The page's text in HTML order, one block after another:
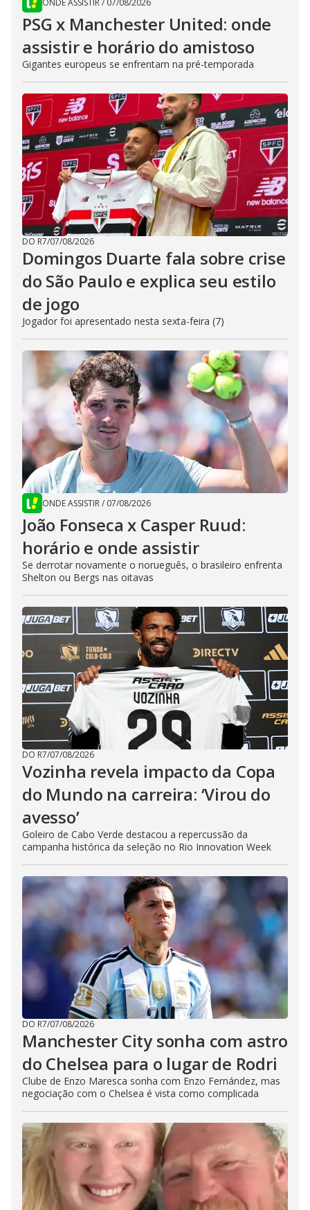
PSG x Manchester United: onde
assistir e horário do amistoso
Gigantes europeus se enfrentam na pré-temporada
DO R7/07/08/2026
Domingos Duarte fala sobre crise
do São Paulo e explica seu estilo
de jogo
Jogador foi apresentado nesta sexta-feira (7)
ONDE ASSISTIR/ 07/08/2026
João Fonseca x Casper Ruud:
horário e onde assistir
Se derrotar novamente o norueguês, o brasileiro enfrenta
Shelton ou Bergs nas oitavas
DO R7/07/08/2026
Vozinha revela impacto da Copa
do Mundo na carreira: ‘Virou do
avesso’
Goleiro de Cabo Verde destacou a repercussão da
campanha histórica da seleção no Rio Innovation Week
DO R7/07/08/2026
Manchester City sonha com astro
do Chelsea para o lugar de Rodri
Clube de Enzo Maresca sonha com Enzo Fernández, mas
negociação com o Chelsea é vista como complicada